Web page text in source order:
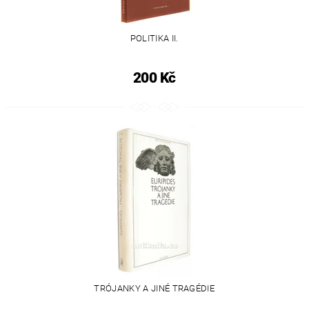
POLITIKA II.
200 Kč
TRÓJANKY A JINÉ TRAGÉDIE